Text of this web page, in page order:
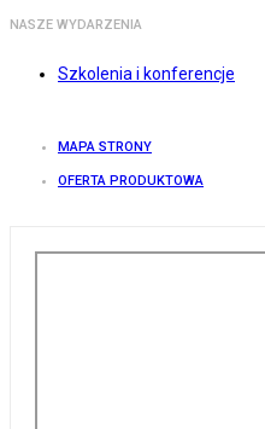
NASZE WYDARZENIA
Szkolenia i konferencje
MAPA STRONY
OFERTA PRODUKTOWA